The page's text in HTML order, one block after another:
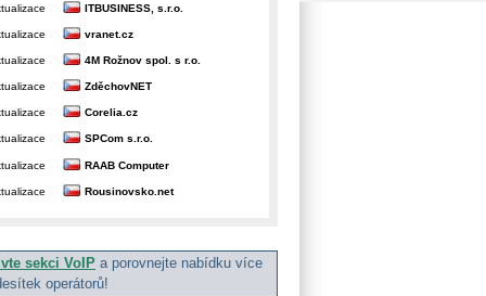
ITBUSINESS, s.r.o.
vranet.cz
4M Rožnov spol. s r.o.
ZděchovNET
Corelia.cz
SPCom s.r.o.
RAAB Computer
Rousinovsko.net
sekci VoIP a porovnejte nabídku více
operátorů!